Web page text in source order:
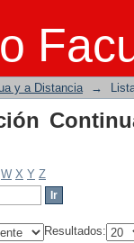
y a Distancia →
W X Y Z
Resultados: